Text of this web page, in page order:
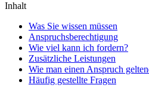
Inhalt
Was Sie wissen müssen
Anspruchsberechtigung
Wie viel kann ich fordern?
Zusätzliche Leistungen
Wie man einen Anspruch
Häufig gestellte Fragen